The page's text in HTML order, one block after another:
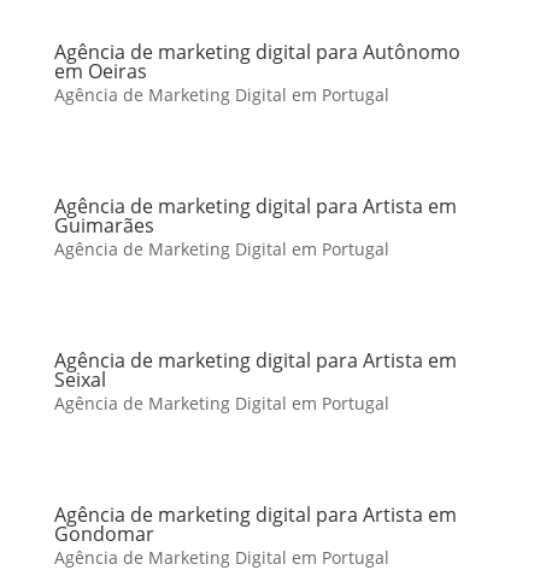
Agência de marketing digital para Autônomo
em Oeiras
Agência de Marketing Digital em Portugal
Agência de marketing digital para Artista em
Guimarães
Agência de Marketing Digital em Portugal
Agência de marketing digital para Artista em
Seixal
Agência de Marketing Digital em Portugal
Agência de marketing digital para Artista em
Gondomar
Agência de Marketing Digital em Portugal